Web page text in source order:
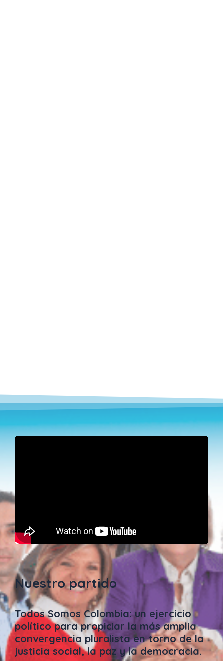
Nuestro partido
Todos Somos Colombia: un ejercicio
político para propiciar la más amplia
convergencia pluralista en torno de la
justicia social, la paz y la democracia.